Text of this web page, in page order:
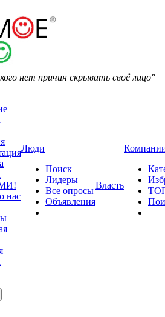
нет причин скрывать своё лицо"
нас
Люди
Поиск
Лидеры
Все опросы
Объявления
Власть